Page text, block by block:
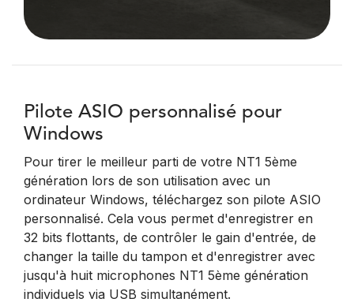
Pilote ASIO personnalisé pour
Windows
Pour tirer le meilleur parti de votre NT1 5ème
génération lors de son utilisation avec un
ordinateur Windows, téléchargez son pilote ASIO
personnalisé. Cela vous permet d'enregistrer en
32 bits flottants, de contrôler le gain d'entrée, de
changer la taille du tampon et d'enregistrer avec
jusqu'à huit microphones NT1 5ème génération
individuels via USB simultanément.